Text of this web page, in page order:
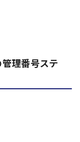
理番号ステ